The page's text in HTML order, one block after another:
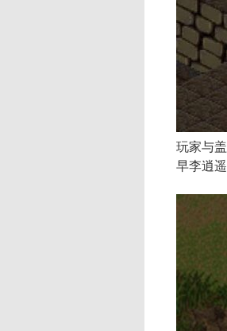
玩家与
早李逍